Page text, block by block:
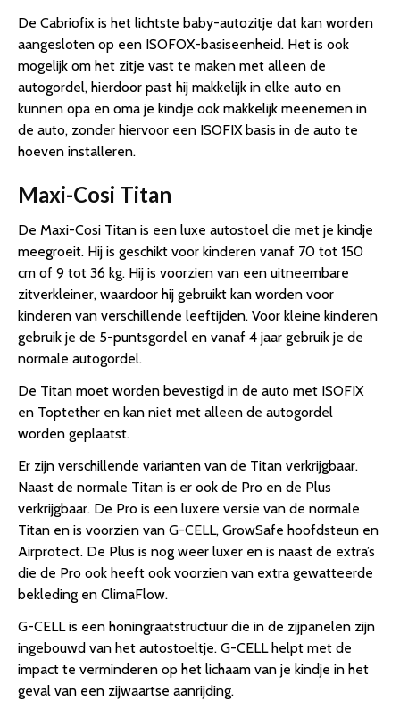
De Cabriofix is het lichtste baby-autozitje dat kan worden
aangesloten op een ISOFOX-basiseenheid. Het is ook
mogelijk om het zitje vast te maken met alleen de
autogordel, hierdoor past hij makkelijk in elke auto en
kunnen opa en oma je kindje ook makkelijk meenemen in
de auto, zonder hiervoor een ISOFIX basis in de auto te
hoeven installeren.
Maxi-Cosi Titan
De Maxi-Cosi Titan is een luxe autostoel die met je kindje
meegroeit. Hij is geschikt voor kinderen vanaf 70 tot 150
cm of 9 tot 36 kg. Hij is voorzien van een uitneembare
zitverkleiner, waardoor hij gebruikt kan worden voor
kinderen van verschillende leeftijden. Voor kleine kinderen
gebruik je de 5-puntsgordel en vanaf 4 jaar gebruik je de
normale autogordel.
De Titan moet worden bevestigd in de auto met ISOFIX
en Toptether en kan niet met alleen de autogordel
worden geplaatst.
Er zijn verschillende varianten van de Titan verkrijgbaar.
Naast de normale Titan is er ook de Pro en de Plus
verkrijgbaar. De Pro is een luxere versie van de normale
Titan en is voorzien van G-CELL, GrowSafe hoofdsteun en
Airprotect. De Plus is nog weer luxer en is naast de extra’s
die de Pro ook heeft ook voorzien van extra gewatteerde
bekleding en ClimaFlow.
G-CELL is een honingraatstructuur die in de zijpanelen zijn
ingebouwd van het autostoeltje. G-CELL helpt met de
impact te verminderen op het lichaam van je kindje in het
geval van een zijwaartse aanrijding.